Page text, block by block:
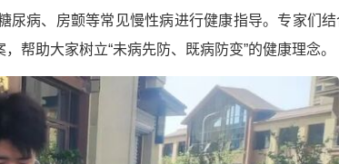
病、房颤等常见慢性病进行健康指导。专家们
帮助大家树立“未病先防、既病防变”的健康理念。